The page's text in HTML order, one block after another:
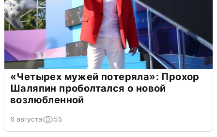
«Четырех мужей потеряла»: Прохор
Шаляпин проболтался о новой
возлюбленной
6 августа 55